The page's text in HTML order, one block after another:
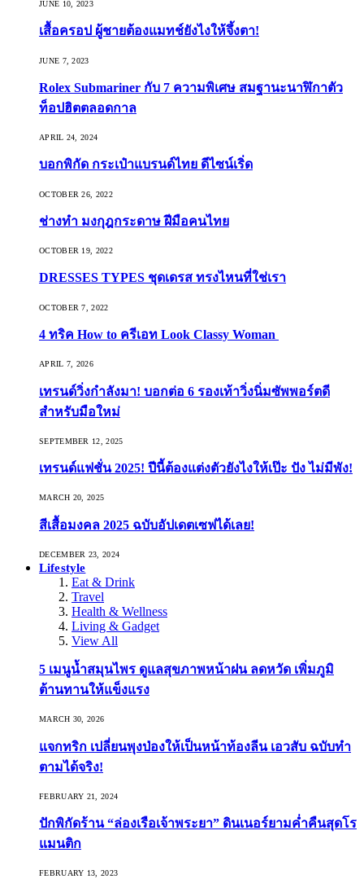
JUNE 10, 2023
เสื้อครอป ผู้ชายต้องแมทช์ยังไงให้จึ้งตา!
JUNE 7, 2023
Rolex Submariner กับ 7 ความพิเศษ สมฐานะนาฬิกาตัว
ท็อปฮิตตลอดกาล
APRIL 24, 2024
บอกพิกัด กระเป๋าแบรนด์ไทย ดีไซน์เริ่ด
OCTOBER 26, 2022
ช่างทำ มงกุฎกระดาษ ฝีมือคนไทย
OCTOBER 19, 2022
DRESSES TYPES ชุดเดรส ทรงไหนที่ใช่เรา
OCTOBER 7, 2022
4 ทริค How to ครีเอท Look Classy Woman
APRIL 7, 2026
เทรนด์วิ่งกำลังมา! บอกต่อ 6 รองเท้าวิ่งนิ่มซัพพอร์ตดี
สำหรับมือใหม่
SEPTEMBER 12, 2025
เทรนด์แฟชั่น 2025! ปีนี้ต้องแต่งตัวยังไงให้เป๊ะ ปัง ไม่มีพัง!
MARCH 20, 2025
สีเสื้อมงคล 2025 ฉบับอัปเดตเซฟได้เลย!
DECEMBER 23, 2024
Lifestyle
Eat & Drink
Travel
Health & Wellness
Living & Gadget
View All
5 เมนูน้ำสมุนไพร ดูแลสุขภาพหน้าฝน ลดหวัด เพิ่มภูมิ
ต้านทานให้แข็งแรง
MARCH 30, 2026
แจกทริก เปลี่ยนพุงป่องให้เป็นหน้าท้องลีน เอวสับ ฉบับทำ
ตามได้จริง!
FEBRUARY 21, 2024
ปักพิกัดร้าน “ล่องเรือเจ้าพระยา” ดินเนอร์ยามค่ำคืนสุดโร
แมนติก
FEBRUARY 13, 2023